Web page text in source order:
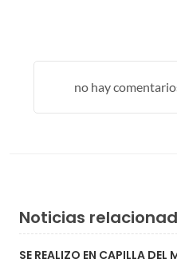
no hay
Noticias
SE REALIZO EN CAPILLA DEL